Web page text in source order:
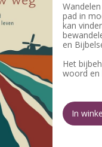
pad in
kan
en
Het
woord en
In